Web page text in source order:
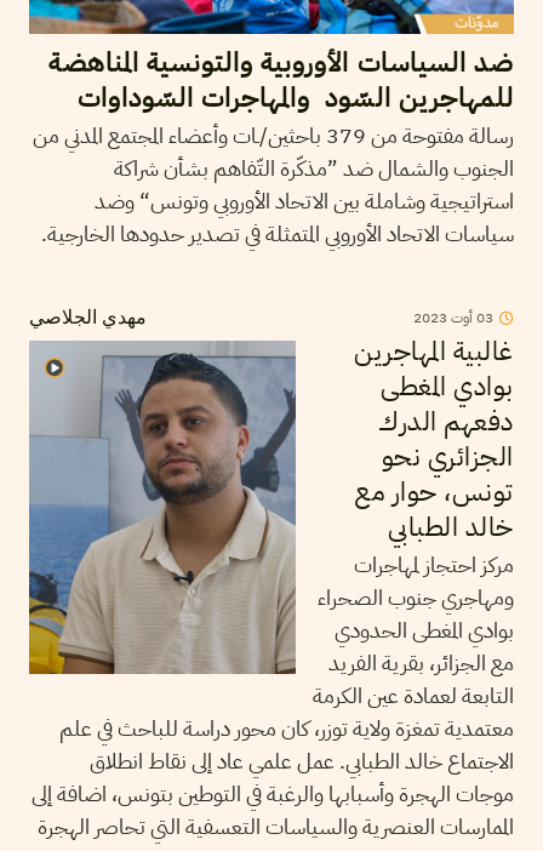
ضد السياسات الأوروبية والتونسية المناهضة
للمهاجرين السّود والمهاجرات السّوداوات
رسالة مفتوحة من 379 باحثين/ـات وأعضاء المجتمع المدني من
الجنوب والشمال ضد ”مذكّرة التّفاهم بشأن شراكة
استراتيجية وشاملة بين الاتحاد الأوروبي وتونس“ وضد
سياسات الاتحاد الأوروبي المتمثلة في تصدير حدودها الخارجية.
مهدي الجلاصي 03أوت 2023
غالبية المهاجرين
بوادي المغطى
دفعهم الدرك
الجزائري نحو
تونس، حوار مع
خالد الطبابي
مركز احتجاز لمهاجرات
ومهاجري جنوب الصحراء
بوادي المغطى الحدودي
مع الجزائر، بقرية الفريد
التابعة لعمادة عين الكرمة
معتمدية تمغزة ولاية توزر، كان محور دراسة للباحث في علم
الاجتماع خالد الطبابي. عمل علمي عاد إلى نقاط انطلاق
موجات الهجرة وأسبابها والرغبة في التوطين بتونس، اضافة إلى
الممارسات العنصرية والسياسات التعسفية التي تحاصر الهجرة